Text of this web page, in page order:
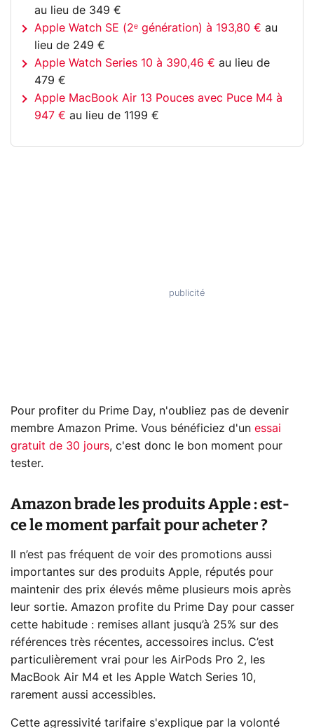
au lieu de 349 €
Apple Watch SE (2ᵉ génération) à 193,80 € au
lieu de 249 €
Apple Watch Series 10 à 390,46 € au lieu de
479 €
Apple MacBook Air 13 Pouces avec Puce M4 à
947 € au lieu de 1199 €
Pour profiter du Prime Day, n'oubliez pas de devenir
membre Amazon Prime. Vous bénéficiez d'un essai
gratuit de 30 jours, c'est donc le bon moment pour
tester.
Amazon brade les produits Apple : est-
ce le moment parfait pour acheter ?
Il n’est pas fréquent de voir des promotions aussi
importantes sur des produits Apple, réputés pour
maintenir des prix élevés même plusieurs mois après
leur sortie. Amazon profite du Prime Day pour casser
cette habitude : remises allant jusqu’à 25% sur des
références très récentes, accessoires inclus. C’est
particulièrement vrai pour les AirPods Pro 2, les
MacBook Air M4 et les Apple Watch Series 10,
rarement aussi accessibles.
Cette agressivité tarifaire s'explique par la volonté